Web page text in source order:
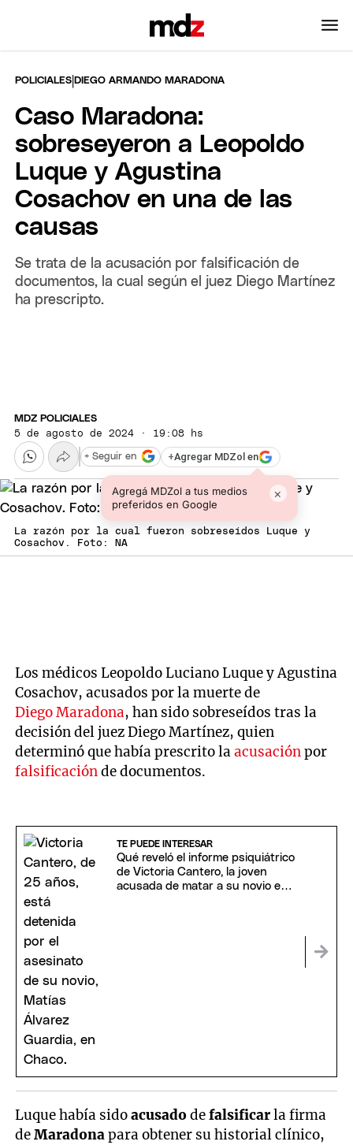
POLICIALES |DIEGO ARMANDO MARADONA
Caso Maradona:
sobreseyeron a Leopoldo
Luque y Agustina
Cosachov en una de las
causas
Se trata de la acusación por falsificación de
documentos, la cual según el juez Diego Martínez
ha prescripto.
MDZ POLICIALES
5 de agosto de 2024 · 19:08 hs
+Agregar MDZol en
Agregá MDZol a tus medios
preferidos en Google
×
+ Seguir en
La razón por la cual fueron sobreseídos Luque y
Cosachov. Foto: NA
Los médicos Leopoldo Luciano Luque y Agustina
Cosachov, acusados por la muerte de
Diego Maradona, han sido sobreseídos tras la
decisión del juez Diego Martínez, quien
determinó que había prescrito laacusaciónpor
falsificaciónde documentos.
TE PUEDE INTERESAR
Qué reveló el informe psiquiátrico
de Victoria Cantero, la joven
acusada de matar a su novio en
Luque había sidoacusadodefalsificarla firma
deMaradonapara obtener su historial clínico,